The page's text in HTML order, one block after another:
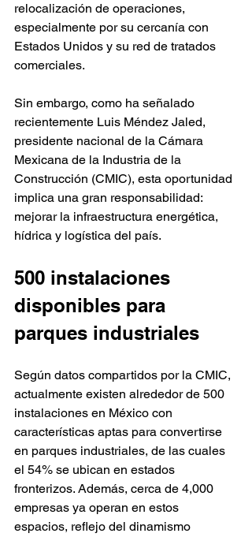
relocalización de operaciones,
especialmente por su cercanía con
Estados Unidos y su red de tratados
comerciales.
Sin embargo, como ha señalado
recientemente Luis Méndez Jaled,
presidente nacional de la Cámara
Mexicana de la Industria de la
Construcción (CMIC), esta oportunidad
implica una gran responsabilidad:
mejorar la infraestructura energética,
hídrica y logística del país.
500 instalaciones
disponibles para
parques industriales
Según datos compartidos por la CMIC,
actualmente existen alrededor de 500
instalaciones en México con
características aptas para convertirse
en parques industriales, de las cuales
el 54% se ubican en estados
fronterizos. Además, cerca de 4,000
empresas ya operan en estos
espacios, reflejo del dinamismo